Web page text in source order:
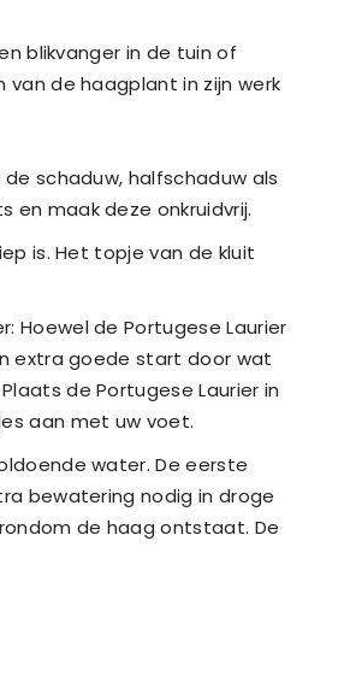
blikvanger in de tuin of
de haagplant in zijn werk
schaduw, halfschaduw als
en maak deze onkruidvrij.
is. Het topje van de kluit
Hoewel de Portugese Laurier
extra goede start door wat
de Portugese Laurier in
aan met uw voet.
water. De eerste
bewatering nodig in droge
de haag ontstaat. De